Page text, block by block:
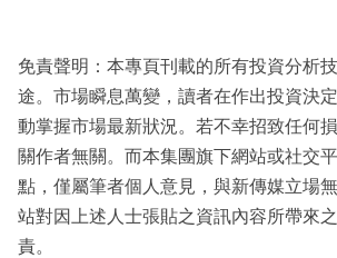
免責聲明：本專頁刊載的所有投資分析
途。市場瞬息萬變，讀者在作出投資決
動掌握市場最新狀況。若不幸招致任何
關作者無關。而本集團旗下網站或社交
點，僅屬筆者個人意見，與新傳媒立場
站對因上述人士張貼之資訊內容所帶來
責。